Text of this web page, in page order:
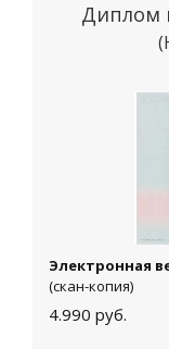
Диплом
Электронная
(скан-копия)
4.990 руб.